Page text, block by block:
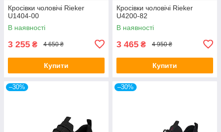
Кросівки чоловічі Rieker
U1404-00
В наявності
3 255 ₴ 4 650 ₴
Купити
Кросівки чоловічі Rieker
U4200-82
В наявності
3 465 ₴ 4 950 ₴
Купити
–30% –30%